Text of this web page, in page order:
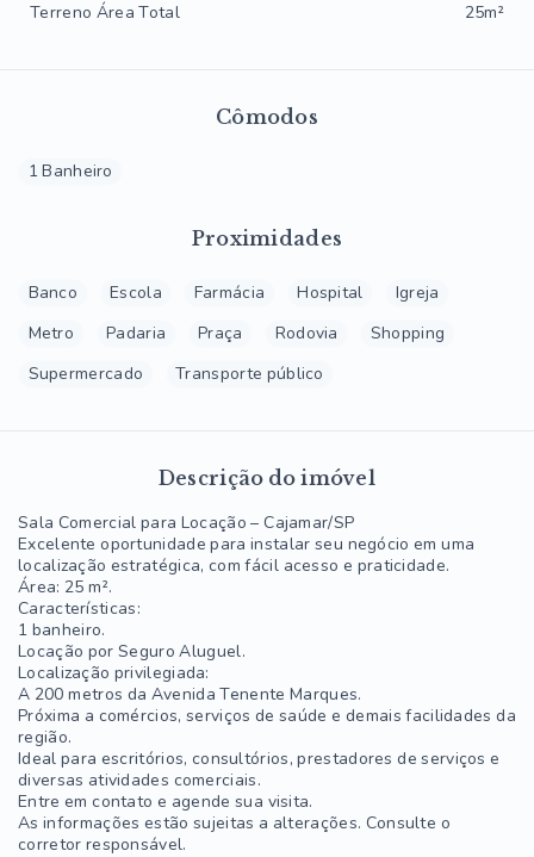
Cômodos
1 Banheiro
Proximidades
Banco Escola Farmácia Hospital
Igreja
Metro
Padaria Praça Rodovia
Shopping
Supermercado
Transporte público
Descrição do imóvel
Sala Comercial para Locação – Cajamar/SP
Excelente oportunidade para instalar seu negócio em uma
localização estratégica, com fácil acesso e praticidade.
Área: 25 m².
Características:
1 banheiro.
Locação por Seguro Aluguel.
Localização privilegiada:
A 200 metros da Avenida Tenente Marques.
Próxima a comércios, serviços de saúde e demais facilidades da
região.
Ideal para escritórios, consultórios, prestadores de serviços e
diversas atividades comerciais.
Entre em contato e agende sua visita.
As informações estão sujeitas a alterações. Consulte o
corretor responsável.
Terreno Área Total
25m²